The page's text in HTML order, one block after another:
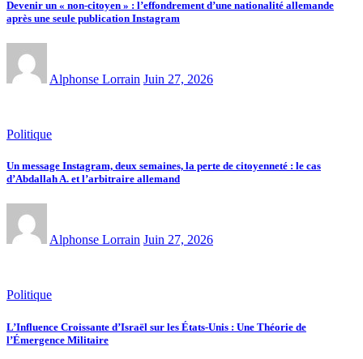
Devenir un « non-citoyen » : l’effondrement d’une nationalité allemande
après une seule publication Instagram
Alphonse Lorrain Juin 27, 2026
Politique
Un message Instagram, deux semaines, la perte de citoyenneté : le cas
d’Abdallah A. et l’arbitraire allemand
Alphonse Lorrain Juin 27, 2026
Politique
L’Influence Croissante d’Israël sur les États-Unis : Une Théorie de
l’Émergence Militaire